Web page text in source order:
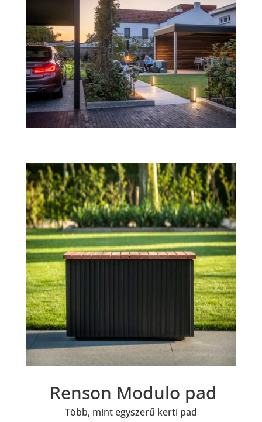
Renson Modulo pad
Több, mint egyszerű kerti pad